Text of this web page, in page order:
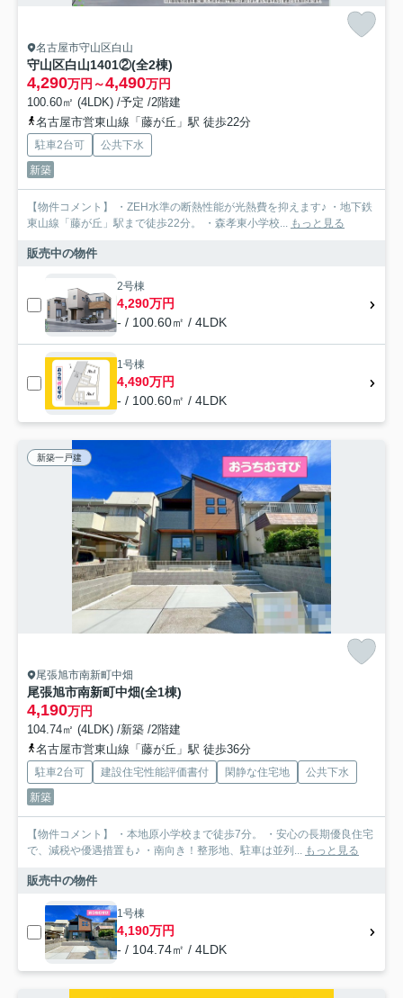
名古屋市守山区白山
守山区白山1401②(全2棟)
4,290万円～4,490万円
100.60㎡ (4LDK) /予定 /2階建
名古屋市営東山線「藤が丘」駅 徒歩22分
駐車2台可
公共下水
新築
【物件コメント】 ・ZEH水準の断熱性能が光熱費を抑えます♪ ・地下鉄
東山線「藤が丘」駅まで徒歩22分。 ・森孝東小学校... もっと見る
販売中の物件
2号棟
4,290万円
- / 100.60㎡ / 4LDK
1号棟
4,490万円
- / 100.60㎡ / 4LDK
新築一戸建
尾張旭市南新町中畑
尾張旭市南新町中畑(全1棟)
4,190万円
104.74㎡ (4LDK) /新築 /2階建
名古屋市営東山線「藤が丘」駅 徒歩36分
駐車2台可 建設住宅性能評価書付 閑静な住宅地
公共下水
新築
【物件コメント】 ・本地原小学校まで徒歩7分。 ・安心の長期優良住宅
で、減税や優遇措置も♪ ・南向き！整形地、駐車は並列... もっと見る
販売中の物件
1号棟
4,190万円
- / 104.74㎡ / 4LDK